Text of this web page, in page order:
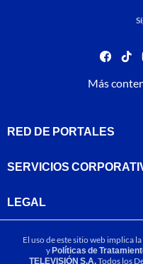
Más
RED DE PORTALES
SERVICIOS
LEGAL
El uso de este sitio web implica
yPolíticas de
TELEVISIÓN S.A.Todos los